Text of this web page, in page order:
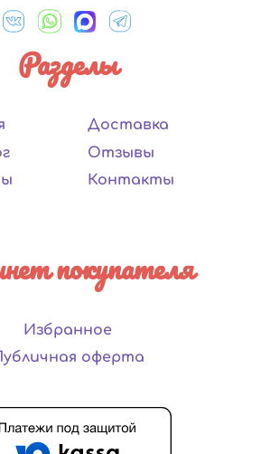
Разделы
Доставка
Отзывы
Контакты
покупателя
Избранное
оферта